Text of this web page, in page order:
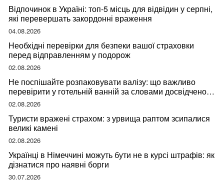
Відпочинок в Україні: топ-5 місць для відвідин у серпні,
які перевершать закордонні враження
04.08.2026
Необхідні перевірки для безпеки вашої страховки
перед відправленням у подорож
02.08.2026
Не поспішайте розпаковувати валізу: що важливо
перевірити у готельній ванній за словами досвідченої
мандрівниці
02.08.2026
Туристи вражені страхом: з урвища раптом зсипалися
великі камені
02.08.2026
Українці в Німеччині можуть бути не в курсі штрафів: як
дізнатися про наявні борги
30.07.2026